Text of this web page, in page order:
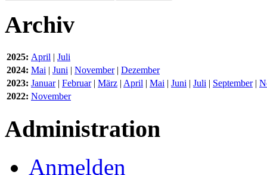
Archiv
2025: April | Juli
2024: Mai | Juni | November| Dezember
2023: Januar| Februar| März | April | Mai | Juni | Juli | September|
2022: November
Administration
Anmelden